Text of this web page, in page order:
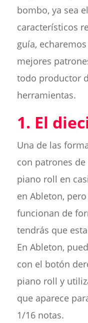
bombo, ya sea
característicos
guía,
mejores
todo productor
herramientas.
1. El
Una de las
con patrones
piano roll en
en Ableton,
funcionan de
tendrás que
En Ableton,
con el botón
piano roll y
que aparece
1/16 notas.